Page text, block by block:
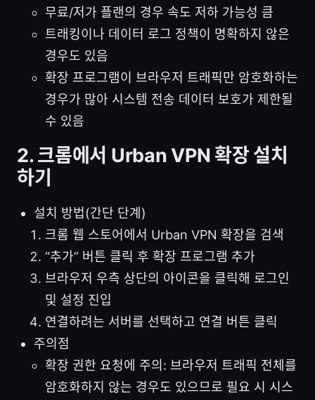
무료/저가 플랜의 경우 속도 저하 가능성 큼
트래킹이나 데이터 로그 정책이 명확하지 않은
경우도 있음
확장 프로그램이 브라우저 트래픽만 암호화하는
경우가 많아 시스템 전송 데이터 보호가 제한될
수 있음
2. 크롬에서 Urban VPN 확장 설치
하기
설치 방법(간단 단계)
크롬 웹 스토어에서 Urban VPN 확장을 검색
“추가” 버튼 클릭 후 확장 프로그램 추가
브라우저 우측 상단의 아이콘을 클릭해 로그인
및 설정 진입
연결하려는 서버를 선택하고 연결 버튼 클릭
주의점
확장 권한 요청에 주의: 브라우저 트래픽 전체를
암호화하지 않는 경우도 있으므로 필요 시 시스